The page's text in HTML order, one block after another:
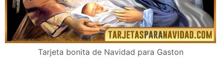
Tarjeta bonita de Navidad para Gaston